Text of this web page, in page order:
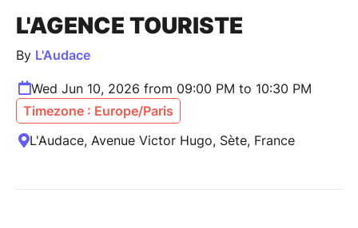
L'AGENCE TOURISTE
By L'Audace
Wed Jun 10, 2026 from 09:00 PM to 10:30 PM
Timezone : Europe/Paris
L'Audace, Avenue Victor Hugo, Sète, France